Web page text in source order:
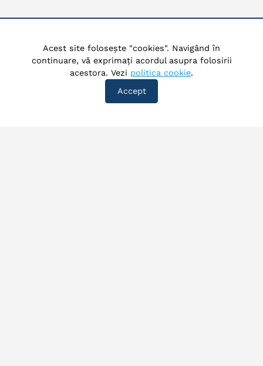
Acest site folosește "cookies". Navigând în
continuare, vă exprimați acordul asupra folosirii
acestora. Vezi politica cookie.
Accept